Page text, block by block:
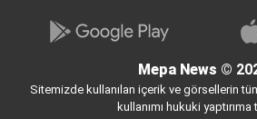
Mepa News ©
Sitemizde kullanılan içerik ve görsellerin
kullanımı hukuki